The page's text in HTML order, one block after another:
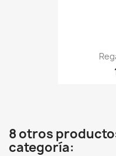
8 otros
categoría: